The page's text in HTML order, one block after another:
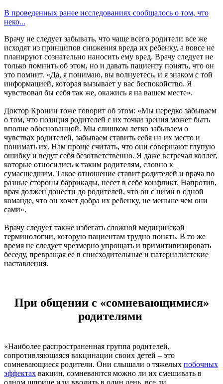
В проведенных ранее исследованиях сообщалось о том, что
неко...
Врачу не следует забывать, что чаще всего родители все же
исходят из принципов снижения вреда их ребенку, а вовсе не
планируют сознательно наносить ему вред. Врачу следует не
только помнить об этом, но и давать пациенту понять, что он
это помнит. «Да, я понимаю, вы волнуетесь, и я знаком с той
информацией, которая вызывает у вас беспокойство. Я
чувствовал бы себя так же, окажись я на вашем месте».
Доктор Кронин тоже говорит об этом: «Мы нередко забываем
о том, что позиция родителей с их точки зрения может быть
вполне обоснованной. Мы слишком легко забываем о
чувствах родителей, забываем ставить себя на их место и
понимать их. Нам проще считать, что они совершают глупую
ошибку и ведут себя безответственно. Я даже встречал коллег,
которые относились к таким родителям, словно к
сумасшедшим. Такое отношение ставит родителей и врача по
разные стороны баррикады, несет в себе конфликт. Напротив,
врач должен донести до родителей, что он с ними в одной
команде, что он хочет добра их ребенку, не меньше чем они
сами».
Врачу следует также избегать сложной медицинской
терминологии, которую пациентам трудно понять. В то же
время не следует чрезмерно упрощать и примитивизировать
беседу, превращая ее в снисходительные и патерналистские
наставления.
При общении с «сомневающимися»
родителями
«Наиболее распространенная группа родителей,
сопротивляющаяся вакцинации своих детей – это
сомневающиеся родители. Они слышали о тяжелых побочных
эффектах вакцин, сомневаются можно ли их смешивать в
одном шприце или вводить в один день, все ли